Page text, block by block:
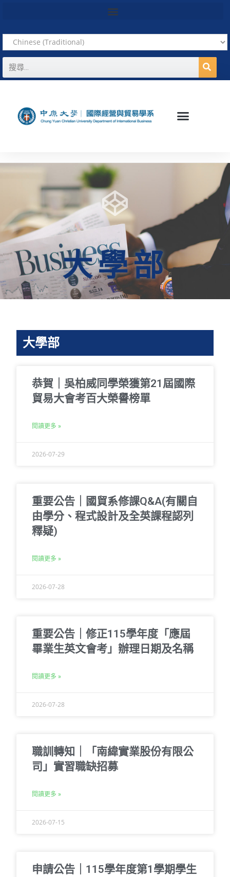
大學部
大學部
恭賀｜吳柏威同學榮獲第21屆國際
貿易大會考百大榮譽榜單
閱讀更多 »
2026-07-29
重要公告｜國貿系修課Q&A(有關自
由學分、程式設計及全英課程認列
釋疑)
閱讀更多 »
2026-07-28
重要公告｜修正115學年度「應屆
畢業生英文會考」辦理日期及名稱
閱讀更多 »
2026-07-28
職訓轉知｜「南緯實業股份有限公
司」實習職缺招募
閱讀更多 »
2026-07-15
申請公告｜115學年度第1學期學生